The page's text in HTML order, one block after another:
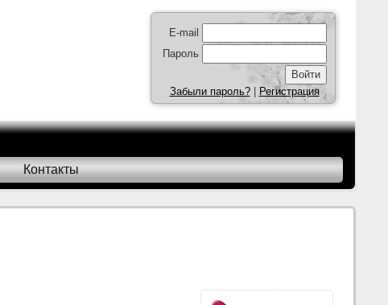
E-mail
Пароль
Забыли пароль?| Регистрация
Контакты